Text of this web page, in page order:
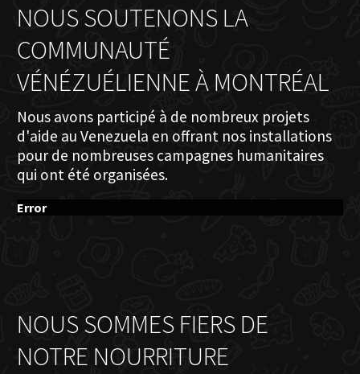
NOUS SOUTENONS LA
COMMUNAUTÉ
VÉNÉZUÉLIENNE À MONTRÉAL
Nous avons participé à de nombreux projets
d'aide au Venezuela en offrant nos installations
pour de nombreuses campagnes humanitaires
qui ont été organisées.
Error
NOUS SOMMES FIERS DE
NOTRE NOURRITURE